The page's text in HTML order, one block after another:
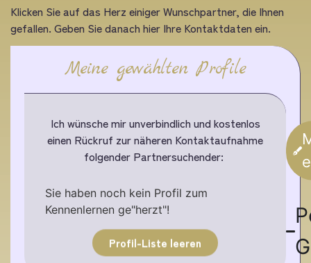
Klicken Sie auf das Herz einiger Wunschpartner, die Ihnen
gefallen. Geben Sie danach hier Ihre Kontaktdaten ein.
Meine gewählten Profile
Ich wünsche mir unverbindlich und kostenlos
einen Rückruf zur näheren Kontaktaufnahme
folgender Partnersuchender:
Sie haben noch kein Profil zum
Kennenlernen ge"herzt"!
Profil-Liste leeren